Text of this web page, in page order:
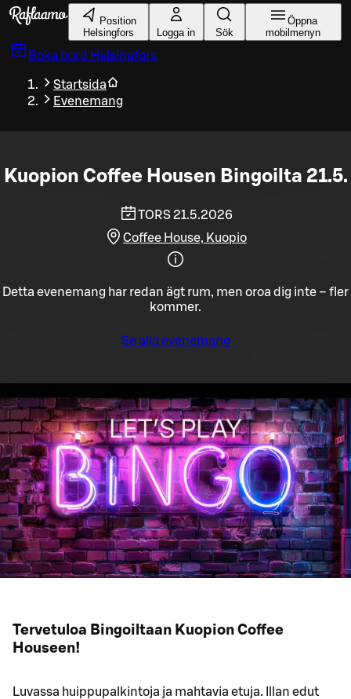
Gå till huvudinnehållet
Position
Helsingfors
Logga in Sök
Öppna
mobilmenyn
Boka bord Helsingfors
Startsida
Evenemang
Kuopion Coffee Housen Bingoilta 21.5.
TORS 21.5.2026
Coffee House, Kuopio
Detta evenemang har redan ägt rum, men oroa dig inte – fler
kommer.
Se alla evenemang
Tervetuloa Bingoiltaan Kuopion Coffee
Houseen!
Luvassa huippupalkintoja ja mahtavia etuja. Illan edut